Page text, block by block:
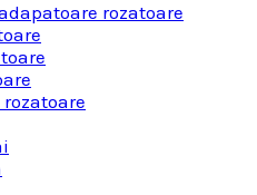
rozatoare